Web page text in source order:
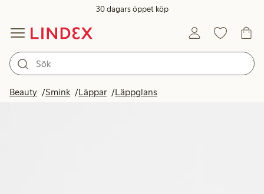
30 dagars öppet köp
Beauty Smink Läppar Läppglans